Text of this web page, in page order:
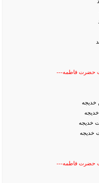
حضرت فاطمه---
خدیجه
خدیجه
خدیجه
حضرت فاطمه---